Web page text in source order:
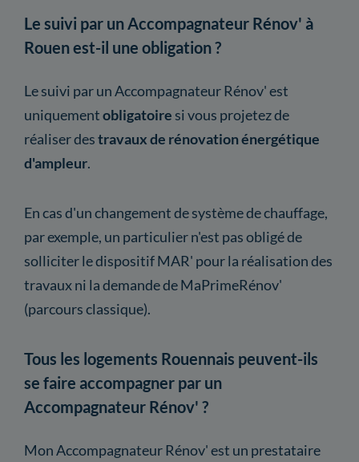
Le suivi par un Accompagnateur Rénov' à
Rouen est-il une obligation ?
Le suivi par un Accompagnateur Rénov' est
uniquementobligatoire si vous projetez de
réaliser destravaux de rénovation énergétique
d'ampleur.
En cas d'un changement de système de chauffage,
par exemple, un particulier n'est pas obligé de
solliciter le dispositif MAR' pour la réalisation des
travaux ni la demande de MaPrimeRénov'
(parcours classique).
Tous les logements Rouennais peuvent-ils
se faire accompagner par un
Accompagnateur Rénov' ?
Mon Accompagnateur Rénov' est un prestataire